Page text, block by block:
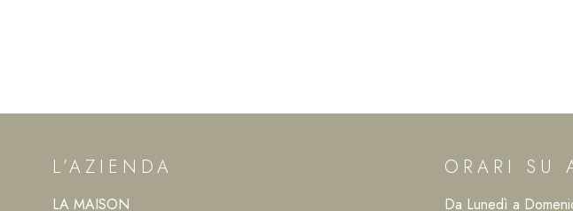
L’AZIENDA
LA MAISON
ORARI SU
Da Lunedì a